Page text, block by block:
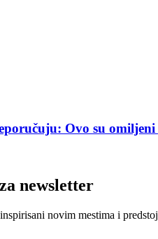
Ovo su
newsletter
novim mestima i